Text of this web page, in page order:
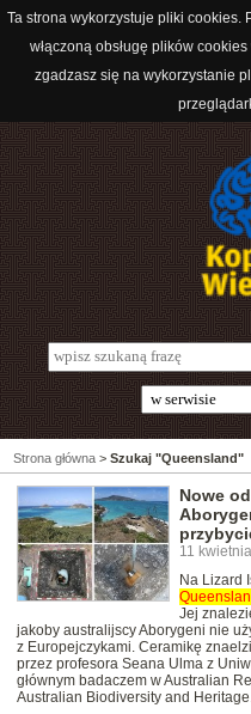
Ta strona wykorzystuje pliki
włączoną obsługę plików
zgadzasz się na wykorzystanie
Strona główna > Szukaj "Queensland"
Nowe
11
Na Lizard
Jej
jakoby australijscy Aborygeni nie
z Europejczykami. Ceramikę
przez profesora Seana Ulma z
głównym badaczem w Australian
Australian Biodiversity and